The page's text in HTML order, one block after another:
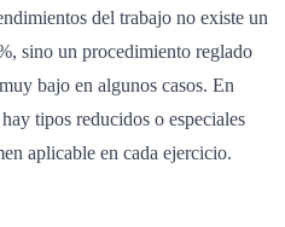
del trabajo no existe un
sino un procedimiento reglado
bajo en algunos casos. En
tipos reducidos o especiales
aplicable en cada ejercicio.